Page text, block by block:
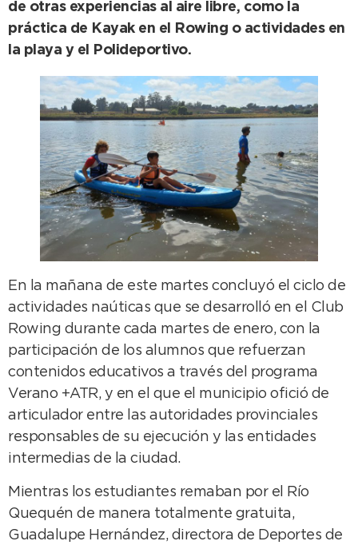
de otras experiencias al aire libre, como la
práctica de Kayak en el Rowing o actividades en
la playa y el Polideportivo.
En la mañana de este martes concluyó el ciclo de
actividades naúticas que se desarrolló en el Club
Rowing durante cada martes de enero, con la
participación de los alumnos que refuerzan
contenidos educativos a través del programa
Verano +ATR, y en el que el municipio ofició de
articulador entre las autoridades provinciales
responsables de su ejecución y las entidades
intermedias de la ciudad.
Mientras los estudiantes remaban por el Río
Quequén de manera totalmente gratuita,
Guadalupe Hernández, directora de Deportes de